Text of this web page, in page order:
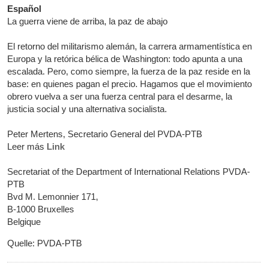
Español
La guerra viene de arriba, la paz de abajo
El retorno del militarismo alemán, la carrera armamentística en
Europa y la retórica bélica de Washington: todo apunta a una
escalada. Pero, como siempre, la fuerza de la paz reside en la
base: en quienes pagan el precio. Hagamos que el movimiento
obrero vuelva a ser una fuerza central para el desarme, la
justicia social y una alternativa socialista.
Peter Mertens, Secretario General del PVDA-PTB
Leer más Link
Secretariat of the Department of International Relations PVDA-
PTB
Bvd M. Lemonnier 171,
B-1000 Bruxelles
Belgique
Quelle: PVDA-PTB